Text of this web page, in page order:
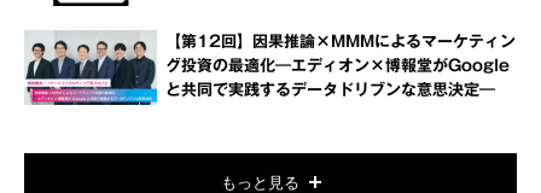
【第12回】因果推論×MMMによるマーケティン
グ投資の最適化―エディオン×博報堂がGoogle
と共同で実践するデータドリブンな意思決定―
もっと見る